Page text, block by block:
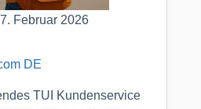
7. Februar 2026
DE
TUI Kundenservice